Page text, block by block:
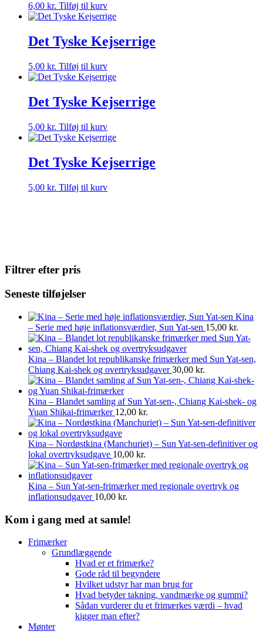
6,00 kr. Tilføj til kurv
Det Tyske Kejserrige
5,00 kr. Tilføj til kurv
Det Tyske Kejserrige
5,00 kr. Tilføj til kurv
Det Tyske Kejserrige
5,00 kr. Tilføj til kurv
Filtrer efter pris
Seneste tilføjelser
Kina
– Serie med høje inflationsværdier, Sun Yat-sen 15,00 kr.
Kina – Blandet lot republikanske frimærker med Sun Yat-sen,
Chiang Kai-shek og overtryksudgaver 30,00 kr.
Kina – Blandet samling af Sun Yat-sen-, Chiang Kai-shek- og
Yuan Shikai-frimærker 12,00 kr.
Kina – Nordøstkina (Manchuriet) – Sun Yat-sen-definitiver og
lokal overtryksudgave 10,00 kr.
Kina – Sun Yat-sen-frimærker med regionale overtryk og
inflationsudgaver 10,00 kr.
Kom i gang med at samle!
Frimærker
Grundlæggende
Hvad er et frimærke?
Gode råd til begyndere
Hvilket udstyr har man brug for
Hvad betyder takning, vandmærke og gummi?
Sådan vurderer du et frimærkes værdi – hvad
kigger man efter?
Mønter